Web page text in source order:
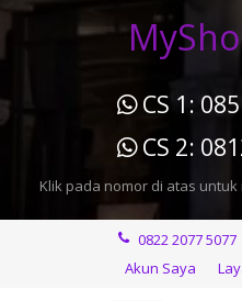
CS 1:
CS 2:
Klik pada nomor di atas untuk
0822 2077 5077
Akun Saya